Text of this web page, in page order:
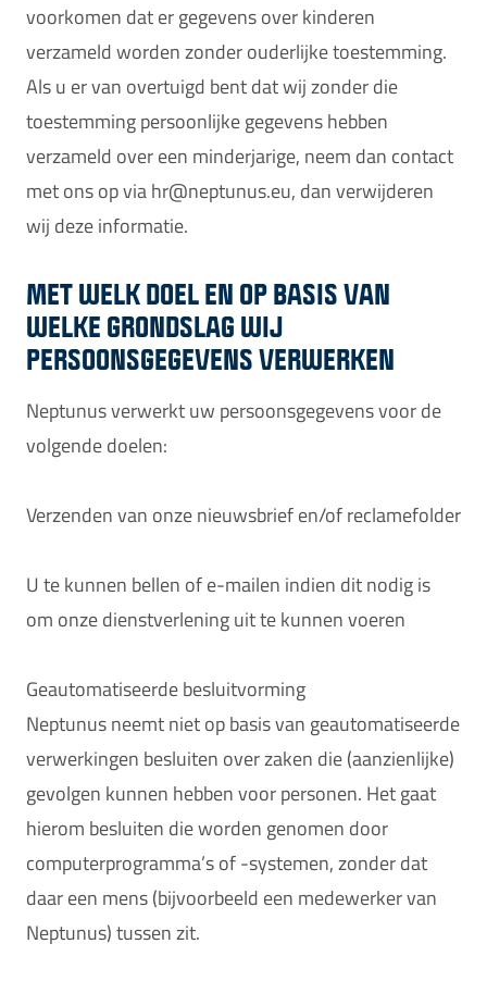
voorkomen dat er gegevens over kinderen
verzameld worden zonder ouderlijke toestemming.
Als u er van overtuigd bent dat wij zonder die
toestemming persoonlijke gegevens hebben
verzameld over een minderjarige, neem dan contact
met ons op via hr@neptunus.eu, dan verwijderen
wij deze informatie.
MET WELK DOEL EN OP BASIS VAN
WELKE GRONDSLAG WIJ
PERSOONSGEGEVENS VERWERKEN
Neptunus verwerkt uw persoonsgegevens voor de
volgende doelen:
Verzenden van onze nieuwsbrief en/of reclamefolder
U te kunnen bellen of e-mailen indien dit nodig is
om onze dienstverlening uit te kunnen voeren
Geautomatiseerde besluitvorming
Neptunus neemt niet op basis van geautomatiseerde
verwerkingen besluiten over zaken die (aanzienlijke)
gevolgen kunnen hebben voor personen. Het gaat
hierom besluiten die worden genomen door
computerprogramma’s of -systemen, zonder dat
daar een mens (bijvoorbeeld een medewerker van
Neptunus) tussen zit.